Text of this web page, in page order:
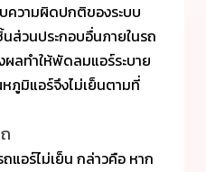
ความผิดปกติของระบบ
ส่วนประกอบอื่นภายในรถ
ผลทำให้พัดลมแอร์ระบาย
ภูมิแอร์จึงไม่เย็นตามที่
แอร์ไม่เย็น กล่าวคือ หาก